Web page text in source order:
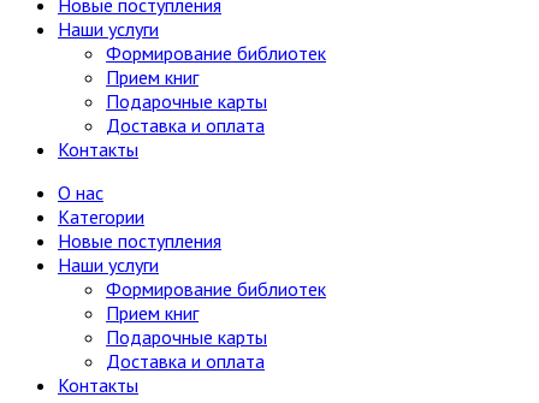
Новые поступления
Наши услуги
Формирование библиотек
Прием книг
Подарочные карты
Доставка и оплата
Контакты
О нас
Категории
Новые поступления
Наши услуги
Формирование библиотек
Прием книг
Подарочные карты
Доставка и оплата
Контакты